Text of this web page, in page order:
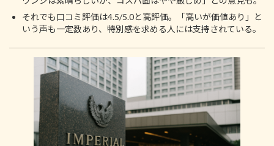
それでも口コミ評価は4.5/5.0と高評価。「高いが価値あり」と
いう声も一定数あり、特別感を求める人には支持されている。